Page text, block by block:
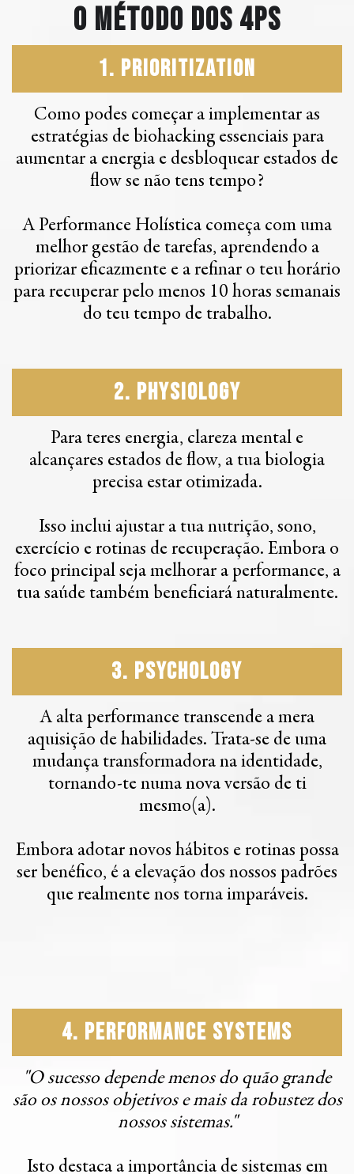
O método dos 4Ps
1. Prioritization
Como podes começar a implementar as
estratégias de biohacking essenciais para
aumentar a energia e desbloquear estados de
flow se não tens tempo?
A Performance Holística começa com uma
melhor gestão de tarefas, aprendendo a
priorizar eficazmente e a refinar o teu horário
para recuperar pelo menos 10 horas semanais
do teu tempo de trabalho.
2. Physiology
Para teres energia, clareza mental e
alcançares estados de flow, a tua biologia
precisa estar otimizada.
Isso inclui ajustar a tua nutrição, sono,
exercício e rotinas de recuperação. Embora o
foco principal seja melhorar a performance, a
tua saúde também beneficiará naturalmente.
3. Psychology
A alta performance transcende a mera
aquisição de habilidades. Trata-se de uma
mudança transformadora na identidade,
tornando-te numa nova versão de ti
mesmo(a).
Embora adotar novos hábitos e rotinas possa
ser benéfico, é a elevação dos nossos padrões
que realmente nos torna imparáveis.
4. Performance Systems
"O sucesso depende menos do quão grande
são os nossos objetivos e mais da robustez dos
nossos sistemas."
Isto destaca a importância de sistemas em